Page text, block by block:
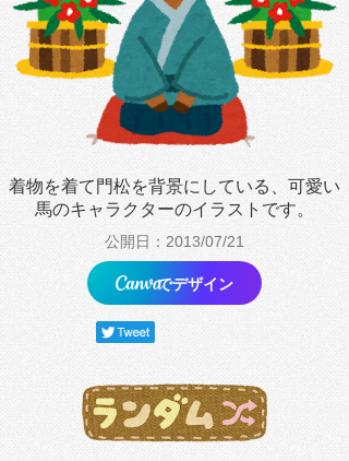
着物を着て門松を背景にしている、可愛い
馬のキャラクターのイラストです。
公開日：2013/07/21
でデザイン